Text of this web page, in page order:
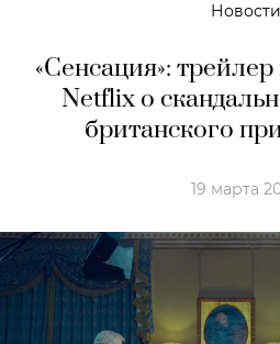
Новости
«Сенсация»:
Netflix о
британского
19 марта